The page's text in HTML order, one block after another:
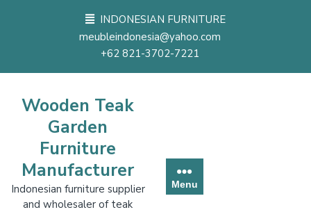
INDONESIAN FURNITURE
meubleindonesia@yahoo.com
+62 821-3702-7221
Wooden Teak
Garden
Furniture
Manufacturer
Indonesian furniture supplier
and wholesaler of teak
Menu